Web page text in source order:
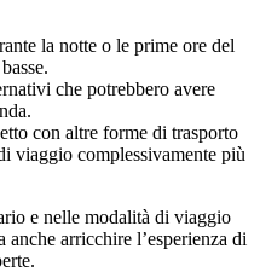
la notte o le prime ore del
che potrebbero avere
con altre forme di trasporto
viaggio complessivamente più
e nelle modalità di viaggio
arricchire l’esperienza di